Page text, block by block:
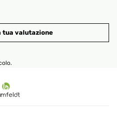
tua valutazione